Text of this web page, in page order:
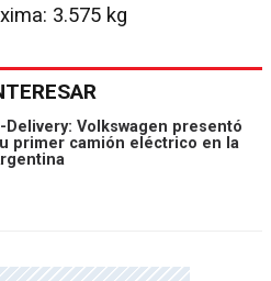
3.575 kg
Delivery: Volkswagen presentó
primer camión eléctrico en la